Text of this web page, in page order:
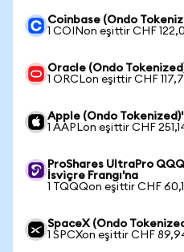
Coinbase (Ondo
1 COINon eşittir CHF
Oracle (Ondo
1 ORCLon eşittir CHF
Apple (Ondo
1 AAPLon eşittir CHF
ProShares UltraPro
İsviçre Frangı'na
1 TQQQon eşittir CHF
SpaceX (Ondo
1 SPCXon eşittir CHF